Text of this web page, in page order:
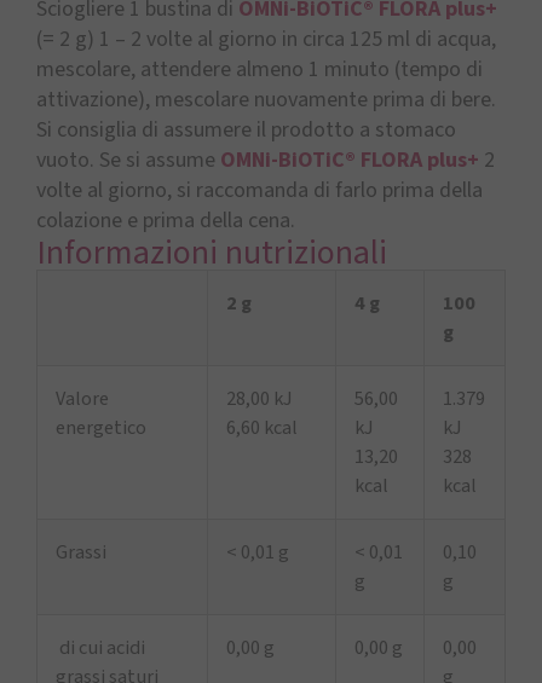
Sciogliere 1 bustina di OMNi-BiOTiC® FLORA plus+
(= 2 g) 1 – 2 volte al giorno in circa 125 ml di acqua,
mescolare, attendere almeno 1 minuto (tempo di
attivazione), mescolare nuovamente prima di bere.
Si consiglia di assumere il prodotto a stomaco
vuoto. Se si assume OMNi-BiOTiC® FLORA plus+ 2
volte al giorno, si raccomanda di farlo prima della
colazione e prima della cena.
Informazioni nutrizionali
2 g 4 g
100
g
Valore
energetico
28,00 kJ
6,60 kcal
56,00
kJ
13,20
kcal
1.379
kJ
328
kcal
Grassi < 0,01 g
< 0,01
g
0,10
g
di cui acidi
grassi saturi
0,00 g 0,00 g
0,00
g